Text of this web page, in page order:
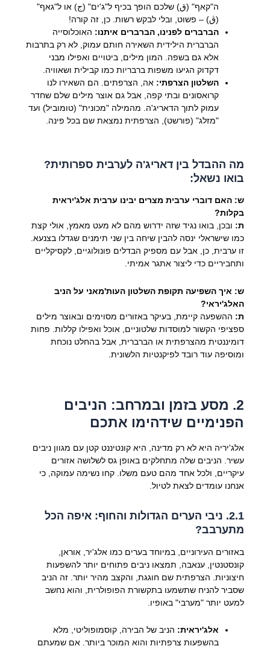
ה"קאף" (ق) שלכם הופך בכיף ל"ג'ים" (ج) או ל"גאף"
(ڨ) – פשוט, ובלי לבקש רשות. כן, זה קורה!
הברברים לפנינו, הברברים איתנו: האוכלוסייה
הברברית הילידית השאירה חותם עמוק, לא רק בתרבות
אלא גם בשפה. המון מילים, ביטויים ואפילו מבני
דקדוק הגיעו משפות ברבריות כמו קבילית ושאוויה.
השלטון הצרפתי: אה, הצרפתים. הם השאירו לנו
קרואסונים ובתי קפה, אבל גם אוצר מילים שלם שחדר
עמוק לתוך הדאריג'ה. מהמילה "מכונית" (טומוביל) ועד
"מזלג" (פורשט), הצרפתית נמצאת שם בכל פינה.
מה ההבדל בין דאריג'ה לערבית ספרותית?
בואו נשאל:
ש: האם דוברי ערבית מצרים יבינו ערבית אלג'יראית
בקלות?
ת: ובכן, בואו נגיד שזה ידרוש מהם לא מעט מאמץ, אולי קצת
כמו שישראלי ינסה להבין שיחה בין שני תימנים שגדלו בצנעא.
זו ערבית, כן, אבל עם מספיק הבדלים פונולוגיים, לקסיקליים
ותחביריים כדי ליצור אתגר אמיתי.
ש: איך השפיעה תקופת השלטון העות'מאני על הניב
האלג'יראי?
ת: ההשפעה קיימת, בעיקר באזורים מסוימים ובאוצר מילים
ספציפי הקשור למוסדות שלטוניים, אוכל ואפילו קללות. פחות
דומיננטית מהצרפתית או הברברית, אבל בהחלט נוכחת
ומוסיפה עוד רובד לפיקנטיות הלשונית.
2. מסע בזמן ובמרחב: הניבים
הפנימיים שידהימו אתכם
אלג'יריה היא לא רק מדינה, היא קונטיננט קטן עם מגוון ניבים
עשיר. הניבים שלה מתחלקים באופן גס לשלושה אזורים
עיקריים, ולכל אחד מהם טעם משלו. קחו נשימה עמוקה, כי
אנחנו עומדים לצאת לטיול.
2.1. ניבי הערים הגדולות והחוף: איפה הכל
מתערבב?
באזורים העירוניים, במיוחד בערים כמו אלג'יר, אוראן,
קונסטנטין, ענאבה, תמצאו ניבים פתוחים יותר להשפעות
חיצוניות. הצרפתית שם חוגגת, והקצב מהיר יותר. זה הניב
שסביר להניח שתשמעו בתקשורת הפופולרית, והוא נחשב
למעט יותר "מערבי" באופיו.
אלג'יראית: הניב של הבירה, קוסמופוליטי, מלא
בהשפעות צרפתיות והוא המוכר ביותר. אם שמעתם